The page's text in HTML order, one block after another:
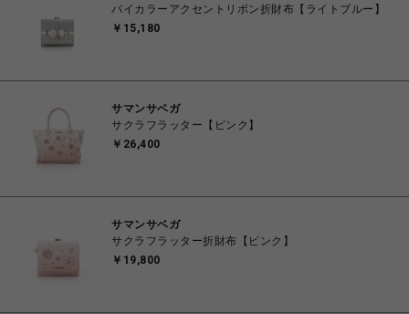
バイカラーアクセントリボン折財布【ライトブルー】
￥15,180
サマンサベガ
サクラフラッター【ピンク】
￥26,400
サマンサベガ
サクラフラッター折財布【ピンク】
￥19,800